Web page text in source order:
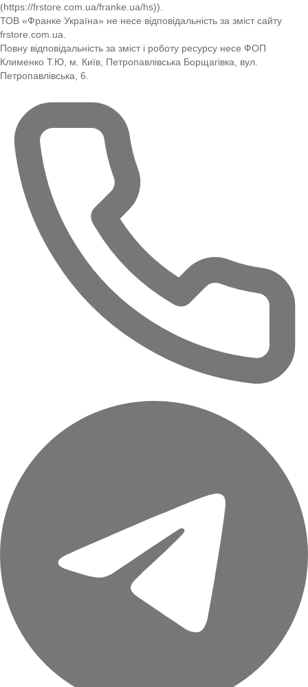
(https://frstore.com.ua/franke.ua/hs)).
ТОВ «Франке Україна» не несе відповідальність за зміст сайту
frstore.com.ua.
Повну відповідальність за зміст і роботу ресурсу несе ФОП
Клименко Т.Ю, м. Київ, Петропавлівська Борщагівка, вул.
Петропавлівська, 6.